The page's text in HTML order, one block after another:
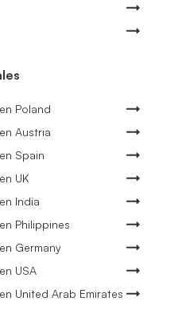
Poland
Austria
Spain
UK
India
Philippines
Germany
USA
United Arab Emirates